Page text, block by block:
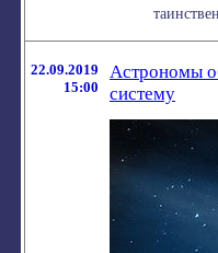
22.09.2019
15:00
Астрономы
систему